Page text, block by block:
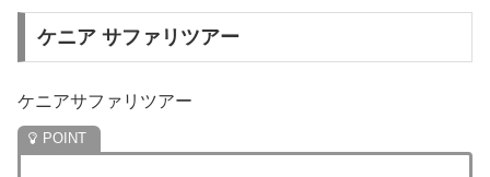
ケニア サファリツアー
ケニアサファリツアー